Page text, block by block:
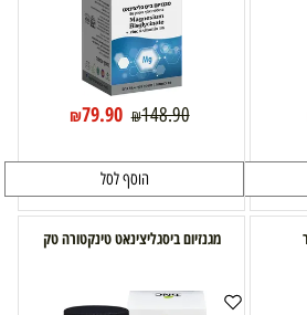
₪148.90
₪79.90
הוסף לסל
מגנזיום ביסגליצינאט טינקטורה טק